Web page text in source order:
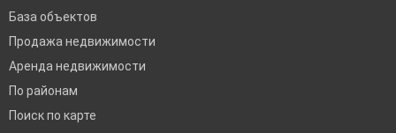
База объектов
Продажа недвижимости
Аренда недвижимости
По районам
Поиск по карте